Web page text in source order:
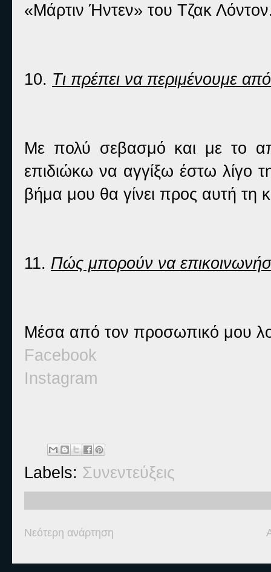
«Μάρτιν Ήντεν» του Τζακ
10. Τι πρέπει να περιμένουμε
Με πολύ σεβασμό και με το
επιδιώκω να αγγίξω έστω λίγο
βήμα μου θα γίνει προς αυτή τη
11. Πώς μπορούν να
Μέσα από τον προσωπικό μου
Facebook
Instagram
Labels: Συνεντεύξεις
Νεότερη ανάρτηση